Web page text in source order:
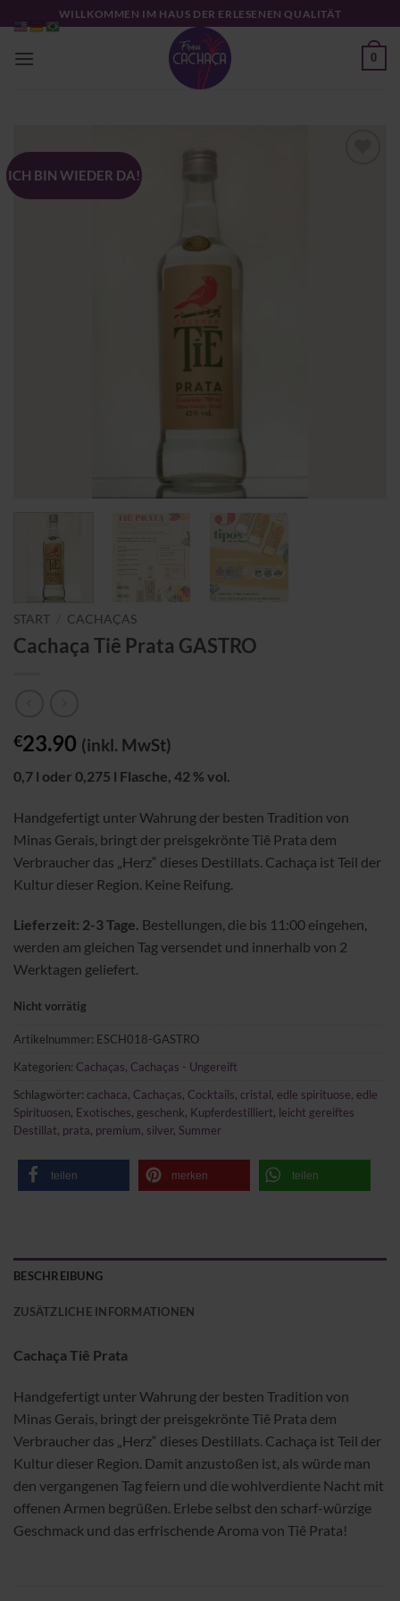
Inhalt
springen
WILLKOMMEN IM HAUS DER ERLESENEN QUALITÄT
0
ICH BIN WIEDER DA!
START CACHAÇAS
Cachaça Tiê Prata GASTRO
€23.90 (inkl. MwSt)
0,7 l oder 0,275 l Flasche, 42 % vol.
Handgefertigt unter Wahrung der besten Tradition von
Minas Gerais, bringt der preisgekrönte Tiê Prata dem
Verbraucher das „Herz“ dieses Destillats. Cachaça ist Teil der
Kultur dieser Region. Keine Reifung.
Lieferzeit: 2-3 Tage. Bestellungen, die bis 11:00 eingehen,
werden am gleichen Tag versendet und innerhalb von 2
Werktagen geliefert.
Nicht vorrätig
Artikelnummer: ESCH018-GASTRO
Kategorien: Cachaças, Cachaças - Ungereift
Schlagwörter: cachaca, Cachaças, Cocktails, cristal, edle spirituose, edle
Spirituosen, Exotisches, geschenk, Kupferdestilliert, leicht gereiftes
Destillat, prata, premium, silver, Summer
teilen merken teilen
BESCHREIBUNG
ZUSÄTZLICHE INFORMATIONEN
Cachaça Tiê Prata
Handgefertigt unter Wahrung der besten Tradition von
Minas Gerais, bringt der preisgekrönte Tiê Prata dem
Verbraucher das „Herz“ dieses Destillats. Cachaça ist Teil der
Kultur dieser Region. Damit anzustoßen ist, als würde man
den vergangenen Tag feiern und die wohlverdiente Nacht mit
offenen Armen begrüßen. Erlebe selbst den scharf-würzige
Geschmack und das erfrischende Aroma von Tiê Prata!